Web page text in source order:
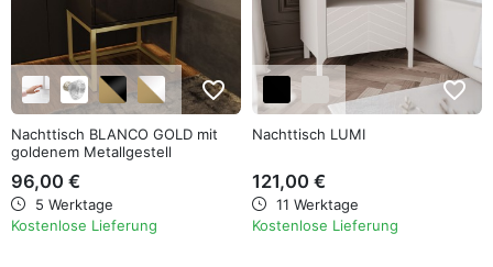
favorite_border
Nachttisch BLANCO GOLD mit
goldenem Metallgestell
96,00 €
5 Werktage
Kostenlose Lieferung
favorite_border
Nachttisch LUMI
121,00 €
11 Werktage
Kostenlose Lieferung